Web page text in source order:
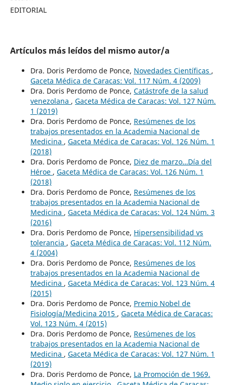
EDITORIAL
Artículos más leídos del mismo autor/a
Dra. Doris Perdomo de Ponce, Novedades Científicas ,
Gaceta Médica de Caracas: Vol. 117 Núm. 4 (2009)
Dra. Doris Perdomo de Ponce, Catástrofe de la salud
venezolana , Gaceta Médica de Caracas: Vol. 127 Núm.
1 (2019)
Dra. Doris Perdomo de Ponce, Resúmenes de los
trabajos presentados en la Academia Nacional de
Medicina , Gaceta Médica de Caracas: Vol. 126 Núm. 1
(2018)
Dra. Doris Perdomo de Ponce, Diez de marzo…Día del
Héroe , Gaceta Médica de Caracas: Vol. 126 Núm. 1
(2018)
Dra. Doris Perdomo de Ponce, Resúmenes de los
trabajos presentados en la Academia Nacional de
Medicina , Gaceta Médica de Caracas: Vol. 124 Núm. 3
(2016)
Dra. Doris Perdomo de Ponce, Hipersensibilidad vs
tolerancia , Gaceta Médica de Caracas: Vol. 112 Núm.
4 (2004)
Dra. Doris Perdomo de Ponce, Resúmenes de los
trabajos presentados en la Academia Nacional de
Medicina , Gaceta Médica de Caracas: Vol. 123 Núm. 4
(2015)
Dra. Doris Perdomo de Ponce, Premio Nobel de
Fisiología/Medicina 2015 , Gaceta Médica de Caracas:
Vol. 123 Núm. 4 (2015)
Dra. Doris Perdomo de Ponce, Resúmenes de los
trabajos presentados en la Academia Nacional de
Medicina , Gaceta Médica de Caracas: Vol. 127 Núm. 1
(2019)
Dra. Doris Perdomo de Ponce, La Promoción de 1969.